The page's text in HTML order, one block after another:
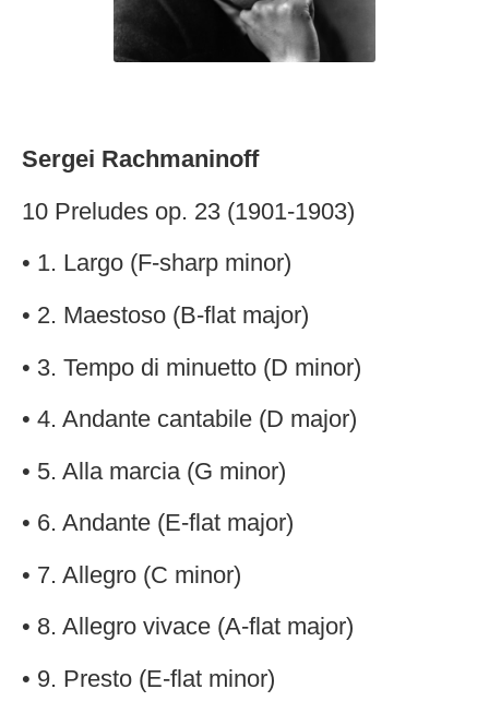
Sergei Rachmaninoff
10 Preludes op. 23 (1901-1903)
• 1. Largo (F-sharp minor)
• 2. Maestoso (B-flat major)
• 3. Tempo di minuetto (D minor)
• 4. Andante cantabile (D major)
• 5. Alla marcia (G minor)
• 6. Andante (E-flat major)
• 7. Allegro (C minor)
• 8. Allegro vivace (A-flat major)
• 9. Presto (E-flat minor)